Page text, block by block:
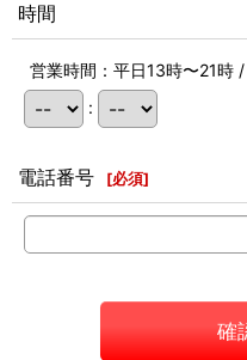
時間
営業時間：平日13時〜21時
:
電話番号 [必須]
確